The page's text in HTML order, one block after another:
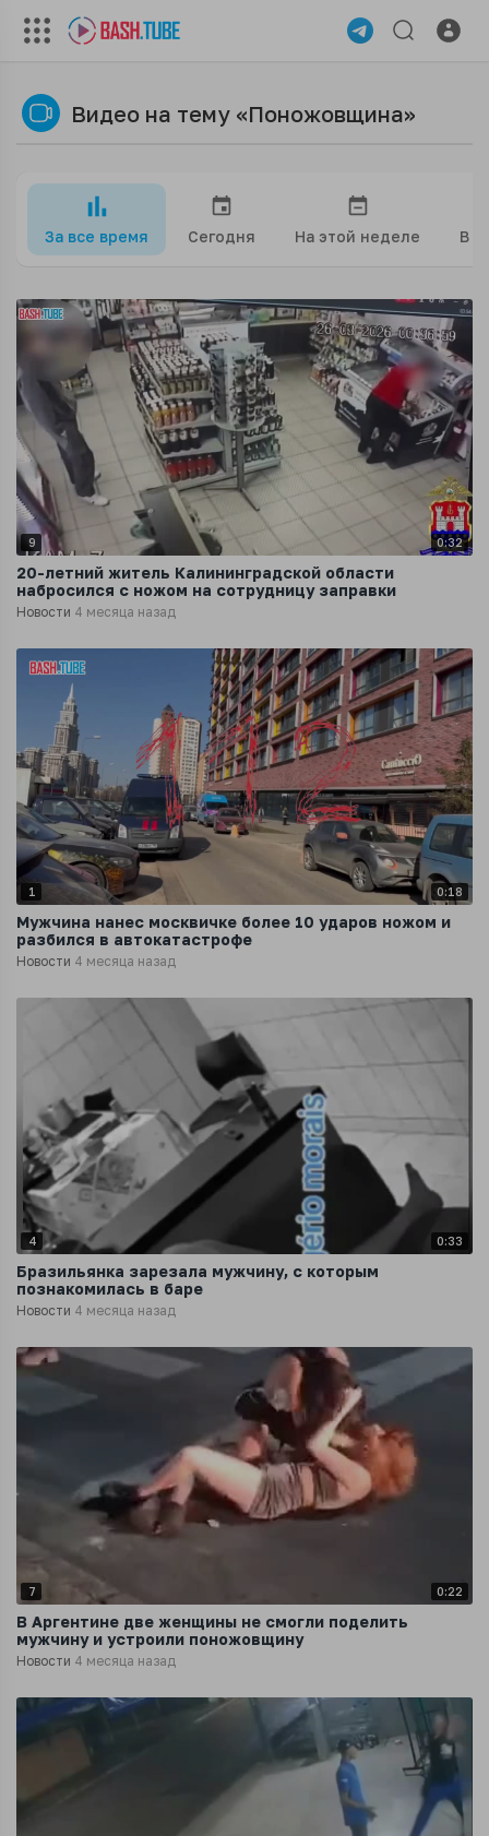
Видео на тему «Поножовщина»
За все время Сегодня На этой неделе В
9 0:32
20-летний житель Калининградской области
набросился с ножом на сотрудницу заправки
Новости 4 месяца назад
1 0:18
Мужчина нанес москвичке более 10 ударов ножом и
разбился в автокатастрофе
Новости 4 месяца назад
4 0:33
Бразильянка зарезала мужчину, с которым
познакомилась в баре
Новости 4 месяца назад
7 0:22
В Аргентине две женщины не смогли поделить
мужчину и устроили поножовщину
Новости 4 месяца назад